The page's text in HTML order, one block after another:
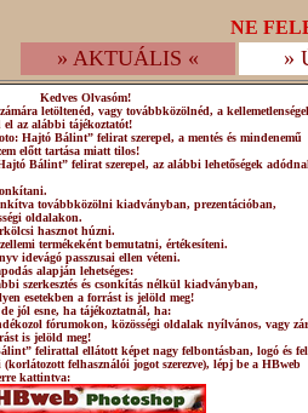
NE
» AKTUÁLIS « »
Kedves Olvasóm!
letöltenéd, vagy továbbközölnéd, a
el az alábbi tájékoztatót!
Hajtó Bálint” felirat szerepel, a mentés és mindenemű
előtt tartása miatt tilos!
Bálint” felirat szerepel, az alábbi lehetőségek
továbbközölni kiadványban, prezentációban,
oldalakon.
hasznot húzni.
termékeként bemutatni, értékesíteni.
idevágó passzusai ellen véteni.
alapján lehetséges:
szerkesztés és csonkítás nélkül kiadványban,
esetekben a forrást is jelöld meg!
jól esne, ha tájékoztatnál, ha:
fórumokon, közösségi oldalak nyílvános, vagy
is jelöld meg!
felirattal ellátott képet nagy felbontásban, logó és
felhasználói jogot szerezve), lépj be a HBweb
kattintva: